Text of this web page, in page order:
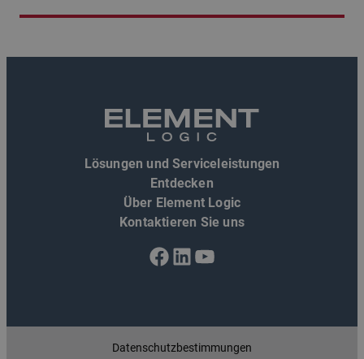
Lösungen und Serviceleistungen
Entdecken
Über Element Logic
Kontaktieren Sie uns
Facebook
LinkedIn
YouTube
Datenschutzbestimmungen